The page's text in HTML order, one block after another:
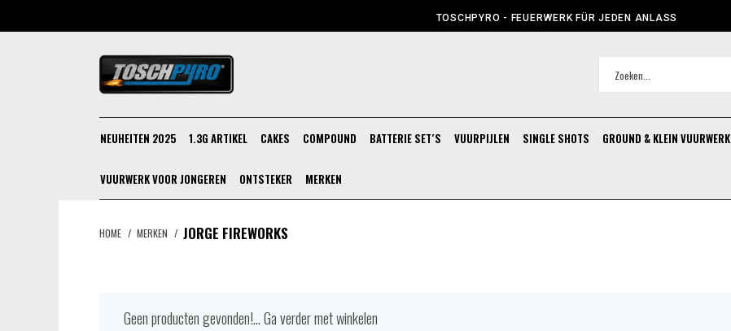
TOSCHPYRO - FEUERWERK FÜR JEDEN ANLASS
NEUHEITEN 2025 1.3G ARTIKEL CAKES COMPOUND BATTERIE SET´S VUURPIJLEN SINGLE SHOTS GROUND & KLEIN VUURWERK
VUURWERK VOOR JONGEREN ONTSTEKER MERKEN
HOME / MERKEN / JORGE FIREWORKS
Geen producten gevonden!...Ga verder met winkelen